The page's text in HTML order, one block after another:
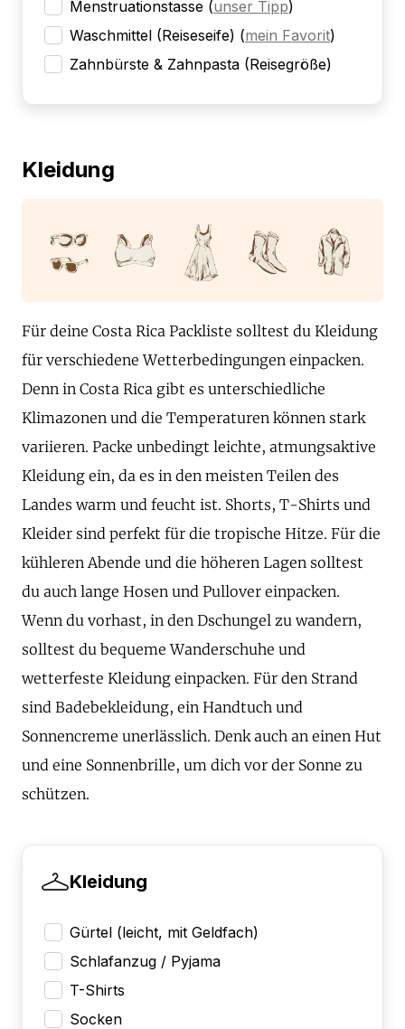
Menstruationstasse (unser Tipp)
Waschmittel (Reiseseife) (mein Favorit)
Zahnbürste & Zahnpasta (Reisegröße)
Kleidung
Für deine Costa Rica Packliste solltest du Kleidung
für verschiedene Wetterbedingungen einpacken.
Denn in Costa Rica gibt es unterschiedliche
Klimazonen und die Temperaturen können stark
variieren. Packe unbedingt leichte, atmungsaktive
Kleidung ein, da es in den meisten Teilen des
Landes warm und feucht ist. Shorts, T-Shirts und
Kleider sind perfekt für die tropische Hitze. Für die
kühleren Abende und die höheren Lagen solltest
du auch lange Hosen und Pullover einpacken.
Wenn du vorhast, in den Dschungel zu wandern,
solltest du bequeme Wanderschuhe und
wetterfeste Kleidung einpacken. Für den Strand
sind Badebekleidung, ein Handtuch und
Sonnencreme unerlässlich. Denk auch an einen Hut
und eine Sonnenbrille, um dich vor der Sonne zu
schützen.
Kleidung
Gürtel (leicht, mit Geldfach)
Schlafanzug / Pyjama
T-Shirts
Socken